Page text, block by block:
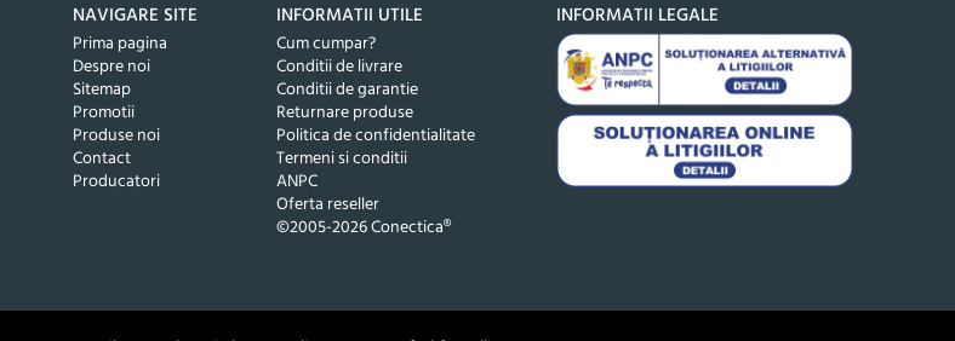
NAVIGARE SITE
Prima pagina
Despre noi
Sitemap
Promotii
Produse noi
Contact
Producatori
INFORMATII UTILE
Cum cumpar?
Conditii de livrare
Conditii de garantie
Returnare produse
Politica de confidentialitate
Termeni si conditii
ANPC
Oferta reseller
©2005-2026 Conectica®
INFORMATII LEGALE